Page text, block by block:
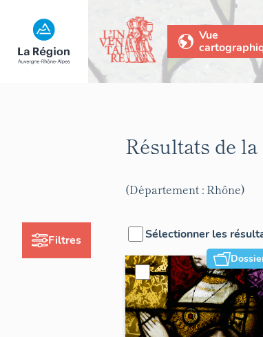
Vue
Filtres
Résultats de
(Département : Rhône)
Sélectionner les